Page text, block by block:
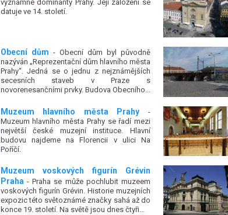
významné dominanty Prahy. Její založení se
datuje ve 14. století.
Obecní dům - Obecní dům byl původně
nazýván „Reprezentační dům hlavního města
Prahy“. Jedná se o jednu z nejznámějších
secesních staveb v Praze s
novorenesančními prvky. Budova Obecního...
Muzeum hlavního města Prahy -
Muzeum hlavního města Prahy se řadí mezi
největší české muzejní instituce. Hlavní
budovu najdeme na Florencii v ulici Na
Poříčí.
Muzeum voskových figurín Grévin
Praha- Praha se může pochlubit muzeem
voskových figurín Grévin. Historie muzejních
expozic této světoznámé značky sahá až do
konce 19. století. Na světě jsou dnes čtyři...